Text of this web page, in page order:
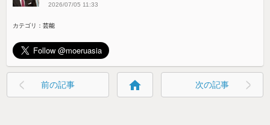
2026/07/05 11:33
カテゴリ：芸能
前の記事 home 次の記事